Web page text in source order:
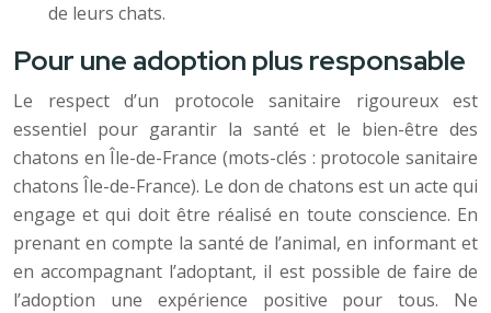
de leurs chats.
Pour une adoption plus responsable
Le respect d’un protocole sanitaire rigoureux est
essentiel pour garantir la santé et le bien-être des
chatons en Île-de-France (mots-clés : protocole sanitaire
chatons Île-de-France). Le don de chatons est un acte qui
engage et qui doit être réalisé en toute conscience. En
prenant en compte la santé de l’animal, en informant et
en accompagnant l’adoptant, il est possible de faire de
l’adoption une expérience positive pour tous. Ne